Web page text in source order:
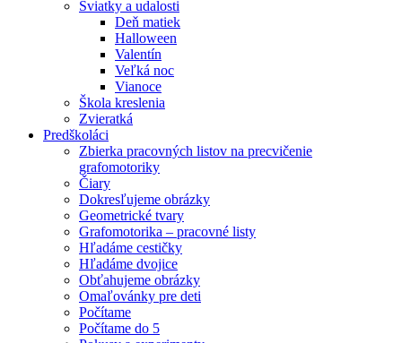
Sviatky a udalosti
Deň matiek
Halloween
Valentín
Veľká noc
Vianoce
Škola kreslenia
Zvieratká
Predškoláci
Zbierka pracovných listov na precvičenie
grafomotoriky
Čiary
Dokresľujeme obrázky
Geometrické tvary
Grafomotorika – pracovné listy
Hľadáme cestičky
Hľadáme dvojice
Obťahujeme obrázky
Omaľovánky pre deti
Počítame
Počítame do 5